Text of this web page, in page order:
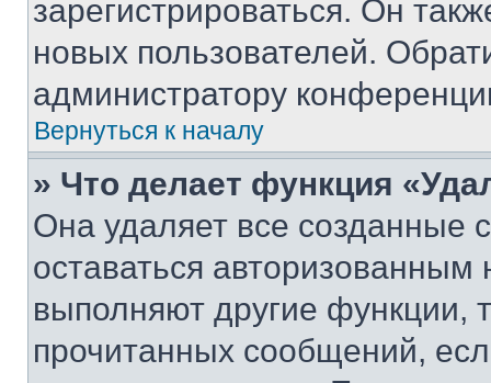
зарегистрироваться. Он
новых пользователей.
администратору
Вернуться к началу
» Что делает функция
Она удаляет все созданные
оставаться
выполняют другие функции,
прочитанных сообщений,